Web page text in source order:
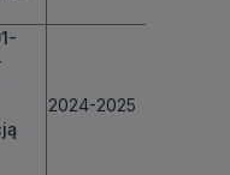
2024-2025